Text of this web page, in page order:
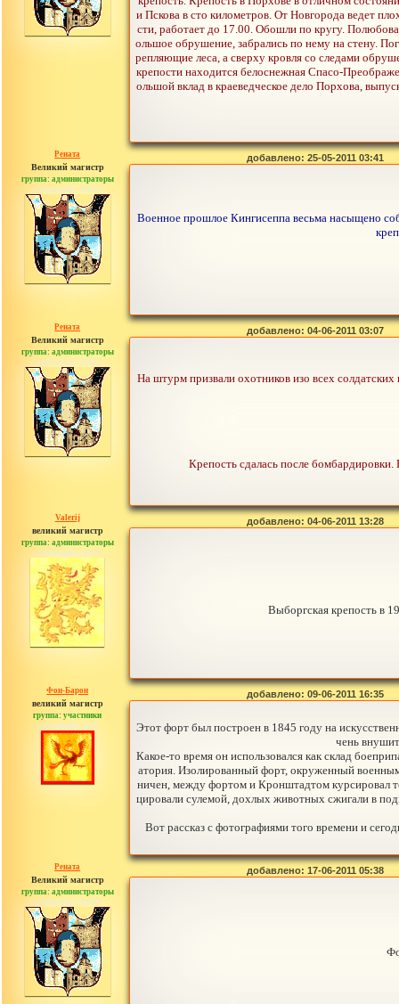
и Пскова в сто километров. От Новгорода ведет
сти, работает до 17.00. Обошли по кругу.
ольшое обрушение, забрались по нему на стену.
репляющие леса, а сверху кровля со следами
крепости находится белоснежная Спасо-
ольшой вклад в краеведческое дело Порхова,
Рената
Великий магистр
группа: администраторы
сообщений: 30442
добавлено: 25-05-2011 03:41
Военное прошлое Кингисеппа весьма насыщено
Рената
Великий магистр
группа: администраторы
сообщений: 30442
добавлено: 04-06-2011 03:07
На штурм призвали охотников изо всех
Крепость сдалась после
Valerij
великий магистр
группа: администраторы
сообщений: 3753
добавлено: 04-06-2011 13:28
Выборгская крепость в
Фон-Барон
великий магистр
группа: участники
сообщений: 3391
добавлено: 09-06-2011 16:35
Этот форт был построен в 1845 году на
чень
Какое-то время он использовался как склад
атория. Изолированный форт, окруженный
ничен, между фортом и Кронштадтом курсировал
цировали сулемой, дохлых животных сжигали в
Вот рассказ с фотографиями того времени и
Рената
Великий магистр
группа: администраторы
сообщений: 30442
добавлено: 17-06-2011 05:38